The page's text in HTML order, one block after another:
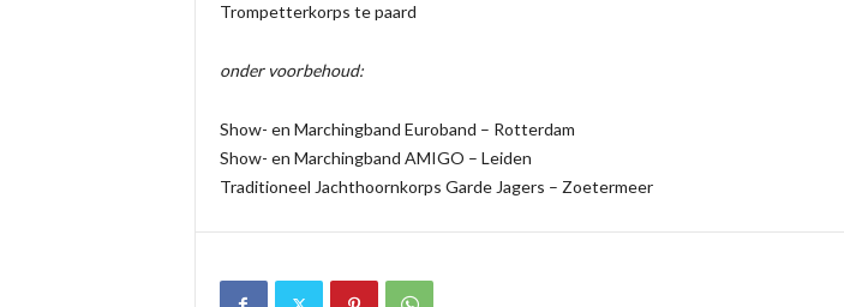
Trompetterkorps te paard
onder voorbehoud:
Show- en Marchingband Euroband – Rotterdam
Show- en Marchingband AMIGO – Leiden
Traditioneel Jachthoornkorps Garde Jagers – Zoetermeer